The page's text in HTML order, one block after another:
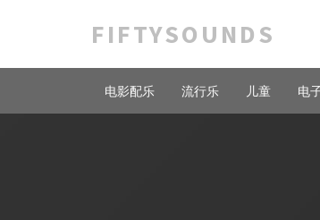
FIFTYSOUNDS
电影配乐 流行乐 儿童 电